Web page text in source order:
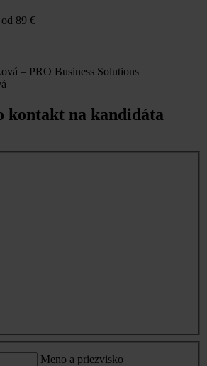
od 89 €
kontakt na kandidáta
Meno a priezvisko